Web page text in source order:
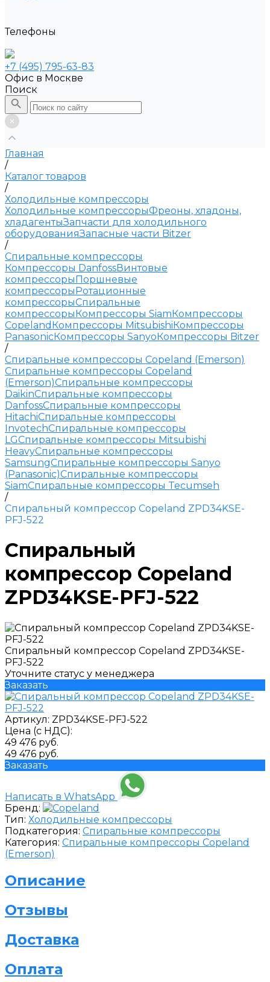
Телефоны
+7 (495) 795-63-83
Офис в Москве
Поиск
Главная
/
Каталог товаров
/
Холодильные компрессоры
Холодильные компрессорыФреоны, хладоны,
хладагентыЗапчасти для холодильного
оборудованияЗапасные части Bitzer
/
Спиральные компрессоры
Компрессоры DanfossВинтовые
компрессорыПоршневые
компрессорыРотационные
компрессорыСпиральные
компрессорыКомпрессоры SiamКомпрессоры
Copeland Компрессоры MitsubishiКомпрессоры
PanasonicКомпрессоры SanyoКомпрессоры Bitzer
/
Спиральные компрессоры Copeland (Emerson)
Спиральные компрессоры Copeland
(Emerson)Спиральные компрессоры
DaikinСпиральные компрессоры
DanfossСпиральные компрессоры
HitachiСпиральные компрессоры
InvotechСпиральные компрессоры
LGСпиральные компрессоры Mitsubishi
HeavyСпиральные компрессоры
SamsungСпиральные компрессоры Sanyo
(Panasonic)Спиральные компрессоры
SiamСпиральные компрессоры Tecumseh
/
Спиральный компрессор Copeland ZPD34KSE-
PFJ-522
Спиральный
компрессор Copeland
ZPD34KSE-PFJ-522
Спиральный компрессор Copeland ZPD34KSE-
PFJ-522
Уточните статус у менеджера
Заказать
Артикул: ZPD34KSE-PFJ-522
Цена (с НДС):
49 476 руб.
49 476 руб.
Заказать
Написать в WhatsApp
Бренд:
Тип: Холодильные компрессоры
Подкатегория: Спиральные компрессоры
Категория: Спиральные компрессоры Copeland
(Emerson)
Описание
Отзывы
Доставка
Оплата